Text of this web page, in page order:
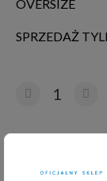
OVERSIZE
SPRZEDAŻ